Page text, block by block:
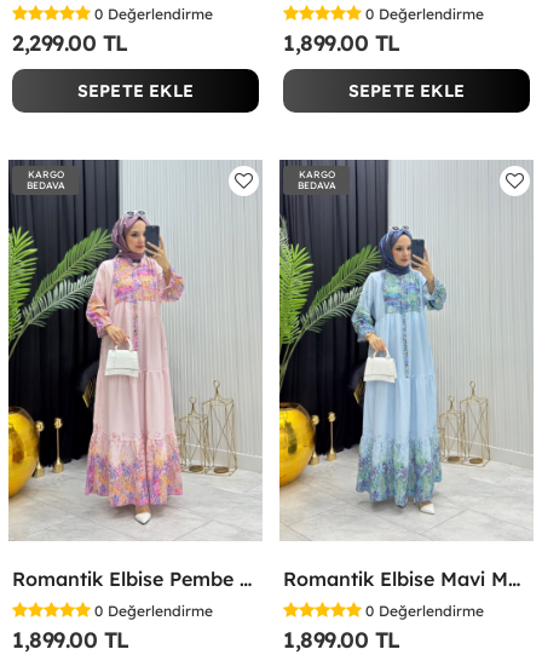
0 Değerlendirme
2,299.00 TL
SEPETE EKLE
0 Değerlendirme
1,899.00 TL
SEPETE EKLE
KARGO
BEDAVA
Romantik Elbise Pembe Pembe
0 Değerlendirme
1,899.00 TL
KARGO
BEDAVA
Romantik Elbise Mavi Mavi
0 Değerlendirme
1,899.00 TL